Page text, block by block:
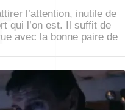
l’attention, inutile de
qui l’on est. Il suffit de
avec la bonne paire de